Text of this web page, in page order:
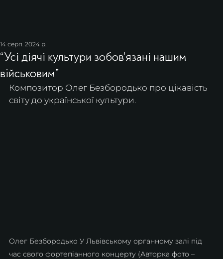
“Усі діячі культури зобов'язані нашим
військовим”
14 серп. 2024 р.
Композитор Олег Безбородько про цікавість
світу до української культури.
Олег Безбородько У Львівському органному залі під
час свого фортепіанного концерту (Авторка фото –